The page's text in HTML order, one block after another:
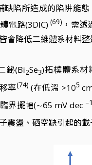
缺陷所造成的陷阱能
電路(3DIC) (69) ，需
會降低二維體系材料整
鉍(Bi2Se3)拓樸體系材
率(74) (在低溫 >105
界擺幅(∼65 mV dec–1
震盪、硒空缺引起的